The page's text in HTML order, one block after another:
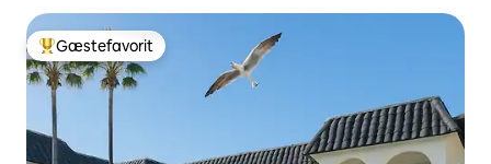
Bedste gæstefavorit
Gæstefavorit